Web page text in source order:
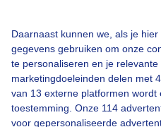
Daarnaast kunnen we, als je
gegevens gebruiken om onze
te personaliseren en je
marketingdoeleinden delen met
van 13 externe platformen wordt
toestemming. Onze 114
voor gepersonaliseerde
Buienradar Team
Privacy beleid
Cookie beleid
Privacy instellingen